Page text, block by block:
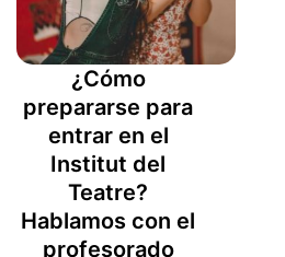
¿Cómo
prepararse para
entrar en el
Institut del
Teatre?
Hablamos con el
profesorado